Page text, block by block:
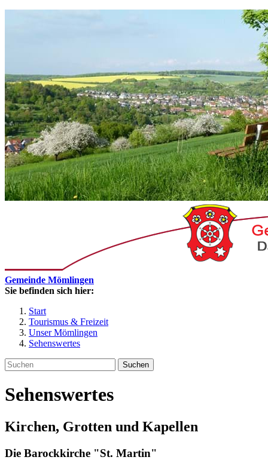
Gemeinde Mömlingen
Sie befinden sich hier:
Start
Tourismus & Freizeit
Unser Mömlingen
Sehenswertes
Suchen
Sehenswertes
Kirchen, Grotten und Kapellen
Die Barockkirche "St. Martin"